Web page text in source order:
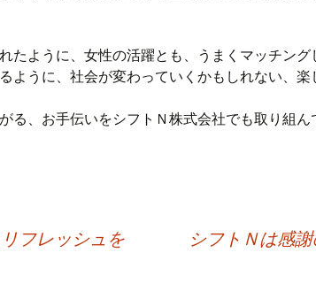
たように、女性の活躍とも、うまくマッチング
ように、社会が変わっていくかもしれない、楽
る、お手伝いをシフトＮ株式会社でも取り組ん
フレッシュを シフトＮは感